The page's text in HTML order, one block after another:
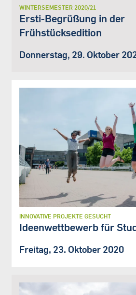
WINTERSEMESTER 2020/21
Ersti-Begrüßung in der
Frühstücksedition
Donnerstag, 29. Oktober
INNOVATIVE PROJEKTE GESUCHT
Ideenwettbewerb für
Freitag, 23. Oktober 2020